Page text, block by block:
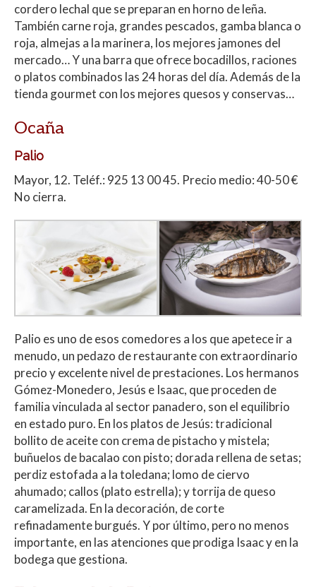
cordero lechal que se preparan en horno de leña.
También carne roja, grandes pescados, gamba blanca o
roja, almejas a la marinera, los mejores jamones del
mercado… Y una barra que ofrece bocadillos, raciones
o platos combinados las 24 horas del día. Además de la
tienda gourmet con los mejores quesos y conservas…
Ocaña
Palio
Mayor, 12. Teléf.: 925 13 00 45. Precio medio: 40-50 €
No cierra.
Palio es uno de esos comedores a los que apetece ir a
menudo, un pedazo de restaurante con extraordinario
precio y excelente nivel de prestaciones. Los hermanos
Gómez-Monedero, Jesús e Isaac, que proceden de
familia vinculada al sector panadero, son el equilibrio
en estado puro. En los platos de Jesús: tradicional
bollito de aceite con crema de pistacho y mistela;
buñuelos de bacalao con pisto; dorada rellena de setas;
perdiz estofada a la toledana; lomo de ciervo
ahumado; callos (plato estrella); y torrija de queso
caramelizada. En la decoración, de corte
refinadamente burgués. Y por último, pero no menos
importante, en las atenciones que prodiga Isaac y en la
bodega que gestiona.